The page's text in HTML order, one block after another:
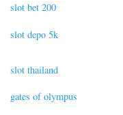
slot bet 200
slot depo 5k
slot thailand
gates of olympus